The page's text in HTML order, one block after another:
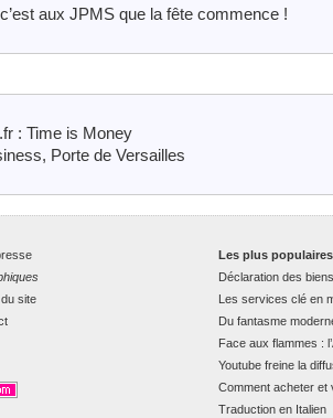
aux JPMS que la fête commence !
: Time is Money
Porte de Versailles
site
Les plus
Déclaration des
Les services clé en
Du fantasme
Face aux flammes :
Youtube freine la
Comment acheter et
Traduction en Italien